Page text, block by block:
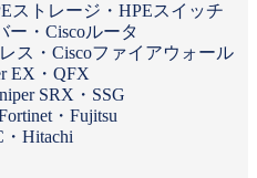
ストレージ
HPEスイッチ
ー
Ciscoルータ
ス
Ciscoファイアウォール
EX・QFX
SRX・SSG
Fujitsu
Hitachi